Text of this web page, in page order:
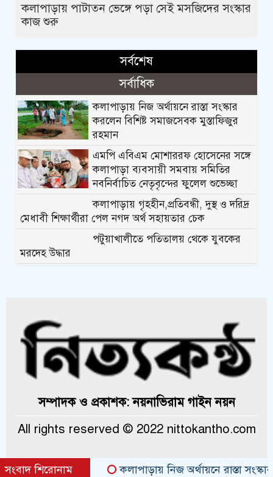
কলাপাড়ায় পাটাতন ভেঙ্গে পড়া সেই মসজিদের সংস্কার
কাজ শুরু
সর্বশেষ
সর্বাধিক
কলাপাড়ায় নিজ অর্থায়নে রাস্তা সংস্কার
করলেন বিশিষ্ট সমাজসেবক মুস্তাফিজুর
রহমান
এমপি এবিএম মোশাররফ হোসেনের সঙ্গে
কলাপাড়া ব্যবসায়ী সমবায় সমিতির
নবনির্বাচিত নেতৃবৃন্দের ফুলেল শুভেচ্ছা
কলাপাড়ায় গৃহহীন,প্রতিবন্ধী, দুস্থ ও দরিদ্র
মেধাবী শিক্ষার্থীরা পেল নগদ অর্থ সহায়তার চেক
পটুয়াখালীতে পতিতালয় থেকে যুবকের
মরদেহ উদ্ধার
মসজিদের সংস্কার কাজ শুরু
কলাপাড়ায় মুদি ব্যাবসায়ীর ওপর সন্ত্রাসী
হামলা, গুরুতর অবস্থায় বরিশালে রেফার
সংবাদ সম্মেলন
কলাপাড়া সাংবাদিক ইউনিয়নের
সম্পাদক ও প্রকাশক: নয়নাভিরাম গাইন নয়ন
All rights reserved © 2022 nittokantho.com
সংবাদ শিরোনাম কলাপাড়ায় নিজ অর্থায়নে রাস্তা